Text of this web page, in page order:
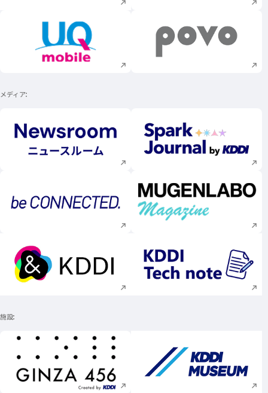
新規ウィンドウで開く 新規ウィンドウで
メディア
新規ウィンドウで開く 新規ウィンドウで
新規ウィンドウで開く 新規ウィンドウで
新規ウィンドウで開く 新規ウィンドウで
施設
新規ウィンドウで開く 新規ウィンドウで